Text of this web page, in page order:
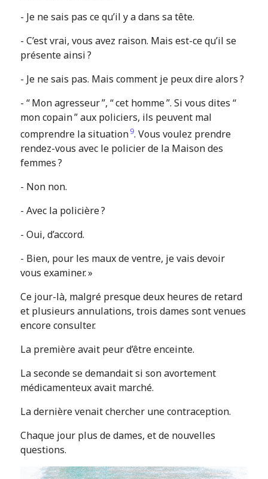
- Je ne sais pas ce qu’il y a dans sa tête.
- C’est vrai, vous avez raison. Mais est-ce qu’il se
présente ainsi ?
- Je ne sais pas. Mais comment je peux dire alors ?
- “ Mon agresseur ”, “ cet homme ”. Si vous dites “
mon copain ” aux policiers, ils peuvent mal
comprendre la situation9. Vous voulez prendre
rendez-vous avec le policier de la Maison des
femmes ?
- Non non.
- Avec la policière ?
- Oui, d’accord.
- Bien, pour les maux de ventre, je vais devoir
vous examiner. »
Ce jour-là, malgré presque deux heures de retard
et plusieurs annulations, trois dames sont venues
encore consulter.
La première avait peur d’être enceinte.
La seconde se demandait si son avortement
médicamenteux avait marché.
La dernière venait chercher une contraception.
Chaque jour plus de dames, et de nouvelles
questions.